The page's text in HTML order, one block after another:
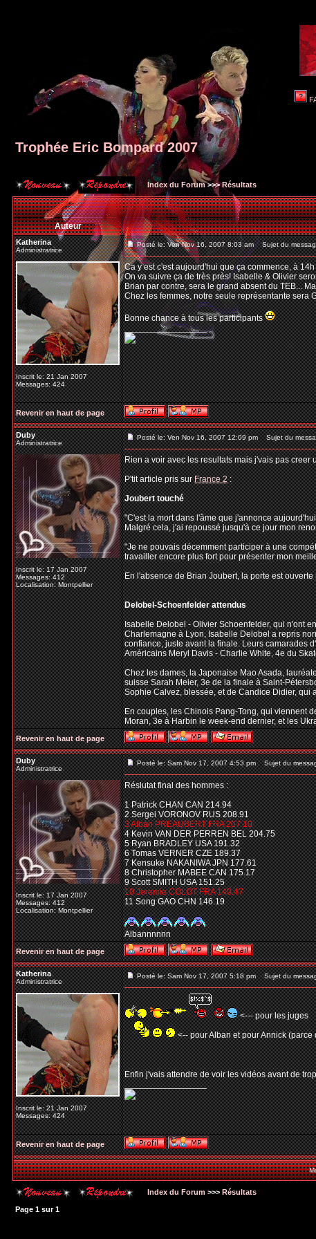
Trophée Eric Bompard 2007
Index du Forum>>>Résultats
Auteur
Katherina
Administratrice
Inscrit le: 21 Jan 2007
Messages: 424
Posté le: Ven Nov 16, 2007 8:03 am Sujet du
Ca y est c'est aujourd'hui que ça commence, à
On va suivre ça de très près! Isabelle & Olivier
Brian par contre, sera le grand absent du TEB...
Chez les femmes, notre seule représentante sera
Bonne chance à tous les participants
_________________
Revenir en haut de page
Duby
Administratrice
Inscrit le: 17 Jan 2007
Messages: 412
Localisation: Montpellier
Posté le: Ven Nov 16, 2007 12:09 pm Sujet du
Rien a voir avec les resultats mais j'vais pas creer
P'tit article pris surFrance 2:
Joubert touché
"C'est la mort dans l'âme que j'annonce
Malgré cela, j'ai repoussé jusqu'à ce jour mon
"Je ne pouvais décemment participer à une
travailler encore plus fort pour présenter mon
En l'absence de Brian Joubert, la porte est
Delobel-Schoenfelder attendus
Isabelle Delobel - Olivier Schoenfelder, qui n'ont
Charlemagne à Lyon, Isabelle Delobel a repris
confiance, juste avant la finale. Leurs camarades
Américains Meryl Davis - Charlie White, 4e du
Chez les dames, la Japonaise Mao Asada,
suisse Sarah Meier, 3e de la finale à Saint-
Sophie Calvez, blessée, et de Candice Didier, qui
En couples, les Chinois Pang-Tong, qui viennent
Moran, 3e à Harbin le week-end dernier, et les
Revenir en haut de page
Duby
Administratrice
Inscrit le: 17 Jan 2007
Messages: 412
Localisation: Montpellier
Posté le: Sam Nov 17, 2007 4:53 pm Sujet du
Réslutat final des hommes :
1 Patrick CHAN CAN 214.94
2 Sergei VORONOV RUS 208.91
3 Alban PREAUBERT FRA 207.10
4 Kevin VAN DER PERREN BEL 204.75
5 Ryan BRADLEY USA 191.32
6 Tomas VERNER CZE 189.37
7 Kensuke NAKANIWA JPN 177.61
8 Christopher MABEE CAN 175.17
9 Scott SMITH USA 151.25
10 Jeremie COLOT FRA 149.47
11 Song GAO CHN 146.19
Albannnnnn
Revenir en haut de page
Katherina
Administratrice
Inscrit le: 21 Jan 2007
Messages: 424
Posté le: Sam Nov 17, 2007 5:18 pm Sujet du
<--- pour les juges
<-- pour Alban et pour Annick
Enfin j'vais attendre de voir les vidéos avant de
_________________
Revenir en haut de page
Index du Forum >>> Résultats
Page 1 sur1